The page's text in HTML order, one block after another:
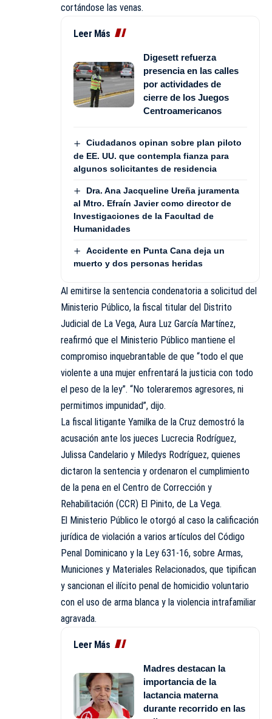
cortándose las venas.
Leer Más
Digesett refuerza
presencia en las calles
por actividades de
cierre de los Juegos
Centroamericanos
Ciudadanos opinan sobre plan piloto
de EE. UU. que contempla fianza para
algunos solicitantes de residencia
Dra. Ana Jacqueline Ureña juramenta
al Mtro. Efraín Javier como director de
Investigaciones de la Facultad de
Humanidades
Accidente en Punta Cana deja un
muerto y dos personas heridas
Al emitirse la sentencia condenatoria a solicitud del
Ministerio Público, la fiscal titular del Distrito
Judicial de La Vega, Aura Luz García Martínez,
reafirmó que el Ministerio Público mantiene el
compromiso inquebrantable de que “todo el que
violente a una mujer enfrentará la justicia con todo
el peso de la ley”. “No toleraremos agresores, ni
permitimos impunidad”, dijo.
La fiscal litigante Yamilka de la Cruz demostró la
acusación ante los jueces Lucrecia Rodríguez,
Julissa Candelario y Miledys Rodríguez, quienes
dictaron la sentencia y ordenaron el cumplimiento
de la pena en el Centro de Corrección y
Rehabilitación (CCR) El Pinito, de La Vega.
El Ministerio Público le otorgó al caso la calificación
jurídica de violación a varios artículos del Código
Penal Dominicano y la Ley 631-16, sobre Armas,
Municiones y Materiales Relacionados, que tipifican
y sancionan el ilícito penal de homicidio voluntario
con el uso de arma blanca y la violencia intrafamiliar
agravada.
Leer Más
Madres destacan la
importancia de la
lactancia materna
durante recorrido en las